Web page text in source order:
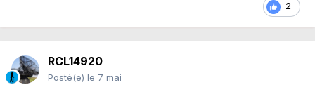
2
RCL14920
Posté(e) le 7 mai